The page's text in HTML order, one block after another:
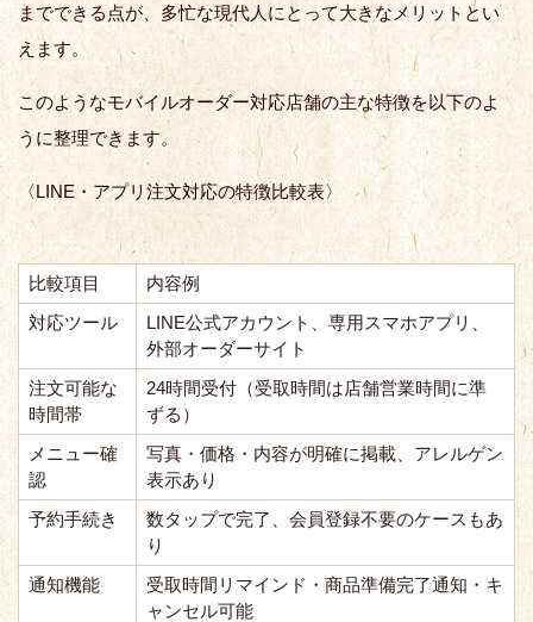
までできる点が、多忙な現代人にとって大きなメリットとい
えます。
このようなモバイルオーダー対応店舗の主な特徴を以下のよ
うに整理できます。
〈LINE・アプリ注文対応の特徴比較表〉
比較項目
内容例
対応ツール
LINE公式アカウント、専用スマホアプリ、
外部オーダーサイト
注文可能な
時間帯
24時間受付（受取時間は店舗営業時間に準
ずる）
メニュー確
認
写真・価格・内容が明確に掲載、アレルゲン
表示あり
予約手続き
数タップで完了、会員登録不要のケースもあ
り
通知機能
受取時間リマインド・商品準備完了通知・キ
ャンセル可能